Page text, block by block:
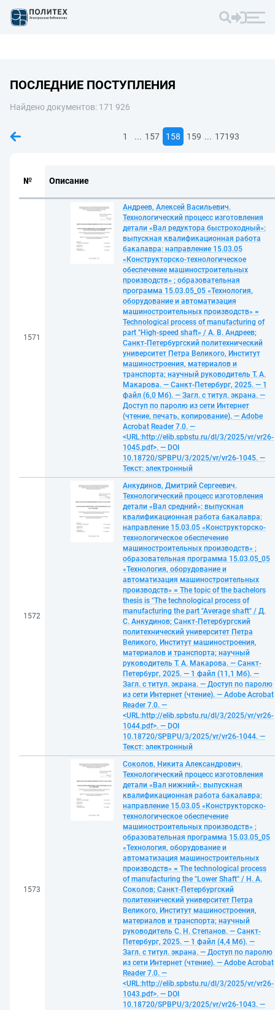
ПОСЛЕДНИЕ ПОСТУПЛЕНИЯ
Найдено документов: 171 926
1 ... 157 158 159 ... 17193
№ Описание
1571
Андреев, Алексей Васильевич.
Технологический процесс изготовления
детали «Вал редуктора быстроходный»:
выпускная квалификационная работа
бакалавра: направление 15.03.05
«Конструкторско-технологическое
обеспечение машиностроительных
производств» ; образовательная
программа 15.03.05_05 «Технология,
оборудование и автоматизация
машиностроительных производств» =
Technological process of manufacturing of
part "High-speed shaft» / А. В. Андреев;
Санкт-Петербургский политехнический
университет Петра Великого, Институт
машиностроения, материалов и
транспорта; научный руководитель Т. А.
Макарова. — Санкт-Петербург, 2025. — 1
файл (6,0 Мб). — Загл. с титул. экрана. —
Доступ по паролю из сети Интернет
(чтение, печать, копирование). — Adobe
Acrobat Reader 7.0. —
<URL:http://elib.spbstu.ru/dl/3/2025/vr/vr26-
1045.pdf>. — DOI
10.18720/SPBPU/3/2025/vr/vr26-1045. —
Текст: электронный
1572
Анкудинов, Дмитрий Сергеевич.
Технологический процесс изготовления
детали «Вал средний»: выпускная
квалификационная работа бакалавра:
направление 15.03.05 «Конструкторско-
технологическое обеспечение
машиностроительных производств» ;
образовательная программа 15.03.05_05
«Технология, оборудование и
автоматизация машиностроительных
производств» = The topic of the bachelors
thesis is "The technological process of
manufacturing the part "Average shaft" / Д.
С. Анкудинов; Санкт-Петербургский
политехнический университет Петра
Великого, Институт машиностроения,
материалов и транспорта; научный
руководитель Т. А. Макарова. — Санкт-
Петербург, 2025. — 1 файл (11,1 Мб). —
Загл. с титул. экрана. — Доступ по паролю
из сети Интернет (чтение). — Adobe Acrobat
Reader 7.0. —
<URL:http://elib.spbstu.ru/dl/3/2025/vr/vr26-
1044.pdf>. — DOI
10.18720/SPBPU/3/2025/vr/vr26-1044. —
Текст: электронный
1573
Соколов, Никита Александрович.
Технологический процесс изготовления
детали «Вал нижний»: выпускная
квалификационная работа бакалавра:
направление 15.03.05 «Конструкторско-
технологическое обеспечение
машиностроительных производств» ;
образовательная программа 15.03.05_05
«Технология, оборудование и
автоматизация машиностроительных
производств» = The technological process
of manufacturing the "Lower Shaft" / Н. А.
Соколов; Санкт-Петербургский
политехнический университет Петра
Великого, Институт машиностроения,
материалов и транспорта; научный
руководитель С. Н. Степанов. — Санкт-
Петербург, 2025. — 1 файл (4,4 Мб). —
Загл. с титул. экрана. — Доступ по паролю
из сети Интернет (чтение). — Adobe Acrobat
Reader 7.0. —
<URL:http://elib.spbstu.ru/dl/3/2025/vr/vr26-
1043.pdf>. — DOI
10.18720/SPBPU/3/2025/vr/vr26-1043. —